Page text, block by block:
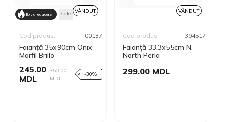
Extrareducere sale VÂNDUT
Faianță 35x90cm Onix
Marfil Brillo
Cod produs: T00137
245.00
MDL
350.00
MDL
-30%
VÂNDUT
Faianță 33,3x55cm N.
North Perla
Cod produs: 394517
299.00 MDL